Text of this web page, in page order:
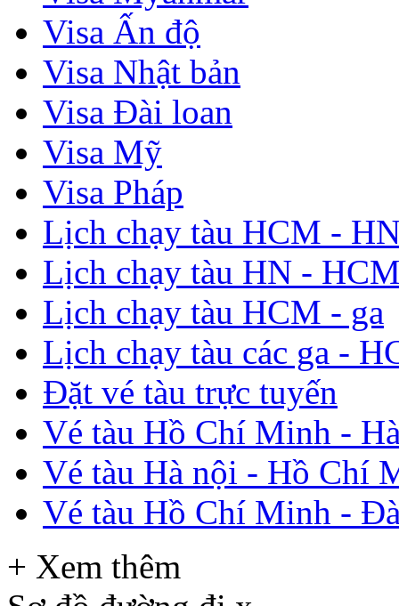
Visa Ấn độ
Visa Nhật bản
Visa Đài loan
Visa Mỹ
Visa Pháp
Lịch chạy tàu HCM -
Lịch chạy tàu HN -
Lịch chạy tàu HCM - ga
Lịch chạy tàu các ga -
Đặt vé tàu trực tuyến
Vé tàu Hồ Chí Minh -
Vé tàu Hà nội - Hồ Chí
Vé tàu Hồ Chí Minh -
+ Xem thêm